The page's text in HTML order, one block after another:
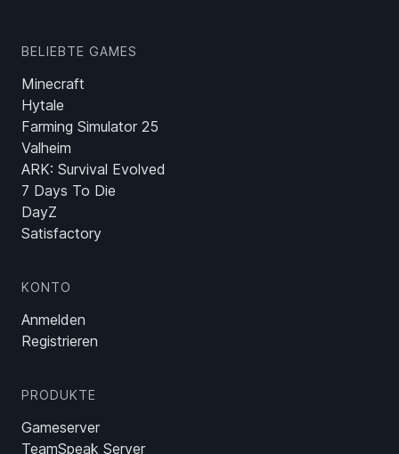
BELIEBTE GAMES
Minecraft
Hytale
Farming Simulator 25
Valheim
ARK: Survival Evolved
7 Days To Die
DayZ
Satisfactory
KONTO
Anmelden
Registrieren
PRODUKTE
Gameserver
TeamSpeak Server